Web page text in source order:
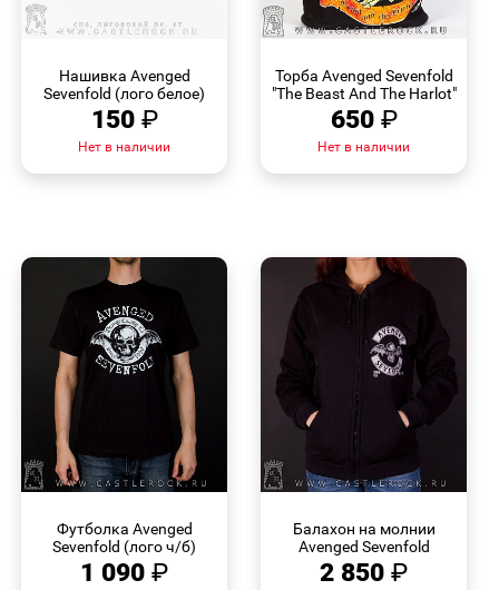
Нашивка Avenged
Sevenfold (лого белое)
150 ₽
Нет в наличии
Торба Avenged Sevenfold
"The Beast And The Harlot"
650 ₽
Нет в наличии
Футболка Avenged
Sevenfold (лого ч/б)
1 090 ₽
Балахон на молнии
Avenged Sevenfold
2 850 ₽